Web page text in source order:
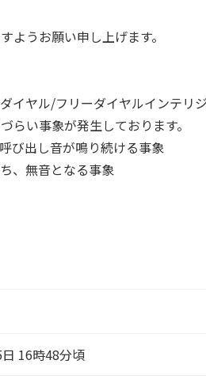
ようお願い申し上げます。
イヤル/フリーダイヤルインテリ
らい事象が発生しております。
び出し音が鳴り続ける事象
、無音となる事象
16時48分頃